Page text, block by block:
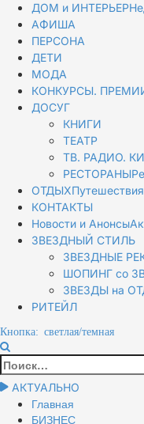
ДОМ и ИНТЕРЬЕР
АФИША
ПЕРСОНА
ДЕТИ
МОДА
КОНКУРСЫ.
ДОСУГ
КНИГИ
ТЕАТР
ТВ. РАДИО.
РЕСТОРАНЫ
ОТДЫХ
КОНТАКТЫ
Новости и Анонсы
ЗВЕЗДНЫЙ СТИЛЬ
ЗВЕЗДНЫЕ
ШОПИНГ со
ЗВЕЗДЫ на
РИТЕЙЛ
Кнопка: светлая/темная
Найти:
АКТУАЛЬНО
Главная
БИЗНЕС